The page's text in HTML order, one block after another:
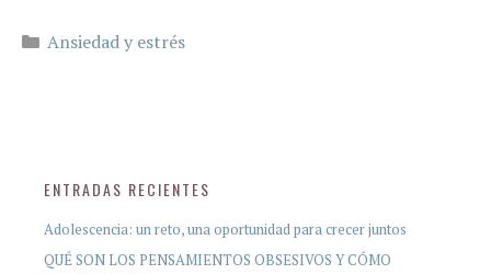
Categorías
Ansiedad y estrés
ENTRADAS RECIENTES
Adolescencia: un reto, una oportunidad para crecer juntos
QUÉ SON LOS PENSAMIENTOS OBSESIVOS Y CÓMO